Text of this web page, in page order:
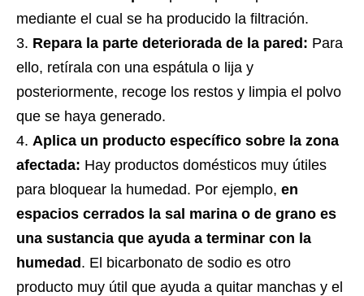
mediante el cual se ha producido la filtración.
Repara la parte deteriorada de la pared: Para
ello, retírala con una espátula o lija y
posteriormente, recoge los restos y limpia el polvo
que se haya generado.
Aplica un producto específico sobre la zona
afectada: Hay productos domésticos muy útiles
para bloquear la humedad. Por ejemplo, en
espacios cerrados la sal marina o de grano es
una sustancia que ayuda a terminar con la
humedad. El bicarbonato de sodio es otro
producto muy útil que ayuda a quitar manchas y el